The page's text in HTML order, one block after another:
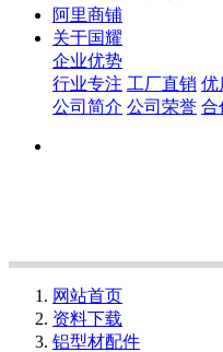
阿里商铺
关于国耀
企业优势
行业专注 工厂直销 优
公司简介 公司荣誉 合
网站首页
资料下载
铝型材配件